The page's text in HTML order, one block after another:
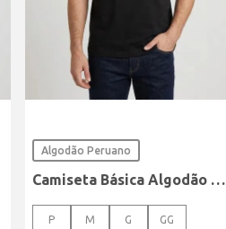
Algodão Peruano
Camiseta Básica Algodão Peruano Elétron Masculina PRETO
P M G GG